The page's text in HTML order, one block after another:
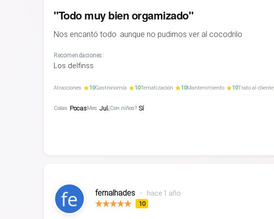
"Todo muy bien orgamizado"
Nos encantó todo .aunque no pudimos ver al cocodrilo
Recomendaciones:
Los delfinss
Atracciones 10Gastronomía 10Tematización 10Mantenimiento 10Trato al cliente
Colas PocasMes Jul¿Con niños? Sí
fernalhades • hace 1 año
10